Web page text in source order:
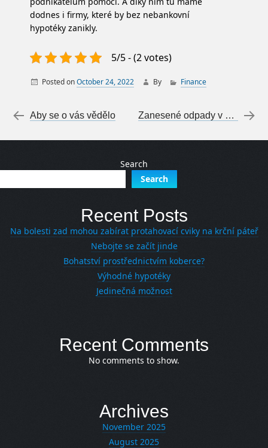
dodnes i firmy, které by bez nebankovní
hypotéky zanikly.
5/5 - (2 votes)
Posted onOctober 24, 2022 By Finance
Post navigation
←
Aby se o vás vědělo Zanesené odpady v domácnosti
Search
Search
Recent Posts
Na bolesti zad mohou zabírat protahovací cviky na krční páteř
Nebojte se začít jinde
Bohatství prostřednictvím koberce?
Výhodné hypotéky
Jedinečná možnost
Recent Comments
No comments to show.
Archives
November 2025
August 2025